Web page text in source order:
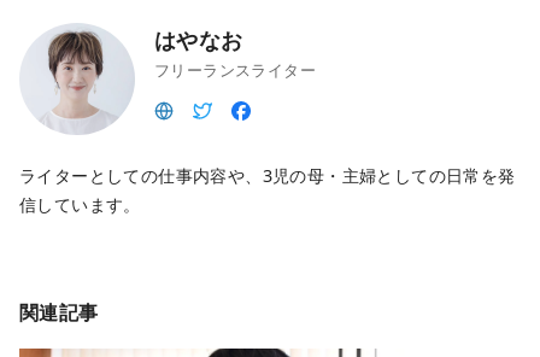
はやなお
フリーランスライター
ライターとしての仕事内容や、3児の母・主婦としての日常を発
信しています。
関連記事